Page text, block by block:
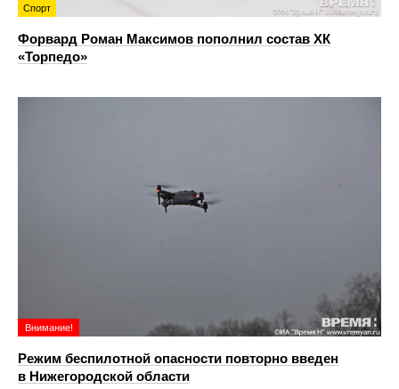
Спорт
Форвард Роман Максимов пополнил состав ХК
«Торпедо»
Внимание!
Режим беспилотной опасности повторно введен
в Нижегородской области